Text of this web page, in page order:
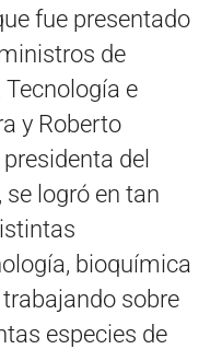
fue presentado
de
e
y Roberto
del
se logró en tan
bioquímica
sobre
especies de